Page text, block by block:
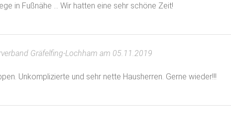
in Fußnähe ... Wir hatten eine sehr schöne Zeit!
Gräfelfing-Lochham am 05.11.2019
Unkomplizierte und sehr nette Hausherren. Gerne wieder!!!